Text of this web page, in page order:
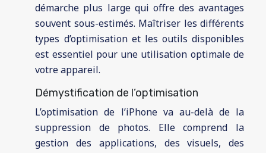
démarche plus large qui offre des avantages
souvent sous-estimés. Maîtriser les différents
types d’optimisation et les outils disponibles
est essentiel pour une utilisation optimale de
votre appareil.
Démystification de l’optimisation
L’optimisation de l’iPhone va au-delà de la
suppression de photos. Elle comprend la
gestion des applications, des visuels, des